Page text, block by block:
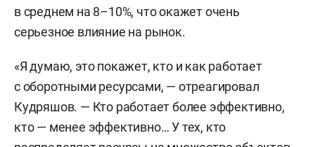
в среднем на 8–10%, что окажет очень
серьезное влияние на рынок.
«Я думаю, это покажет, кто и как работает
с оборотными ресурсами, — отреагировал
Кудряшов. — Кто работает более эффективно,
кто — менее эффективно… У тех, кто